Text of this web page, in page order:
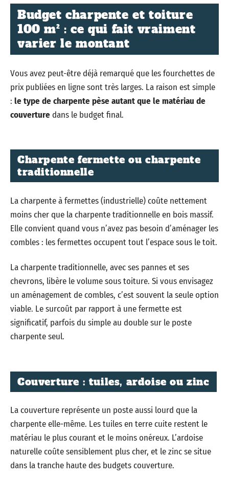
Budget charpente et toiture
100 m² : ce qui fait vraiment
varier le montant
Vous avez peut-être déjà remarqué que les fourchettes de
prix publiées en ligne sont très larges. La raison est simple
: le type de charpente pèse autant que le matériau de
couverturedans le budget final.
Charpente fermette ou charpente
traditionnelle
La charpente à fermettes (industrielle) coûte nettement
moins cher que la charpente traditionnelle en bois massif.
Elle convient quand vous n’avez pas besoin d’aménager les
combles : les fermettes occupent tout l’espace sous le toit.
La charpente traditionnelle, avec ses pannes et ses
chevrons, libère le volume sous toiture. Si vous envisagez
un aménagement de combles, c’est souvent la seule option
viable. Le surcoût par rapport à une fermette est
significatif, parfois du simple au double sur le poste
charpente seul.
Couverture : tuiles, ardoise ou zinc
La couverture représente un poste aussi lourd que la
charpente elle-même. Les tuiles en terre cuite restent le
matériau le plus courant et le moins onéreux. L’ardoise
naturelle coûte sensiblement plus cher, et le zinc se situe
dans la tranche haute des budgets couverture.